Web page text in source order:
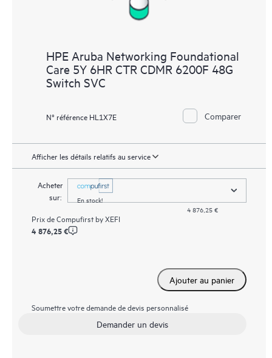
HPE Aruba Networking Foundational
Care 5Y 6HR CTR CDMR 6200F 48G
Switch SVC
N° référence HL1X7E Comparer
Afficher les détails relatifs au service
Acheter
sur:
En stock!
4 876,25 €
Prix deCompufirst by XEFI
4 876,25 €
Ajouter au panier
Soumettre votre demande de devis personnalisé
Demander un devis